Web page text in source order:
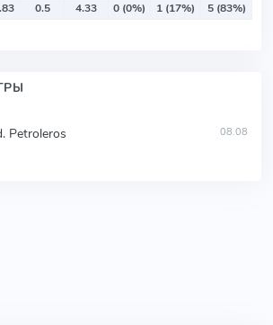
0.5 4.33 0 (0%) 1 (17%) 5 (83%)
Petroleros 08.08